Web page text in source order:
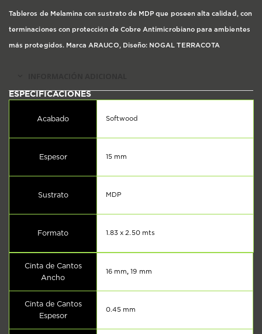
Tableros de Melamina con sustrato de MDP que poseen alta calidad, con
terminaciones con protección de Cobre Antimicrobiano para ambientes
más protegidos. Marca ARAUCO, Diseño: NOGAL TERRACOTA
Acabado Softwood
Espesor 15 mm
Sustrato MDP
Formato 1.83 x 2.50 mts
Cinta de Cantos
Ancho
16 mm,19 mm
Cinta de Cantos
Espesor
0.45 mm